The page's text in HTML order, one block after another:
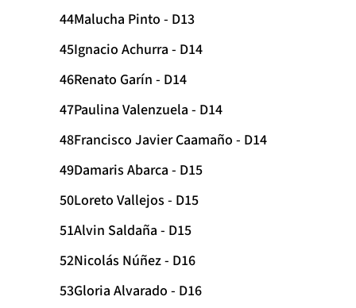
Malucha Pinto - D13
Ignacio Achurra - D14
Renato Garín - D14
Paulina Valenzuela - D14
Francisco Javier Caamaño - D14
Damaris Abarca - D15
Loreto Vallejos - D15
Alvin Saldaña - D15
Nicolás Núñez - D16
Gloria Alvarado - D16